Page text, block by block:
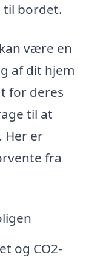
til bordet.
være en
af dit hjem
for deres
til at
Her er
fra
og CO2-